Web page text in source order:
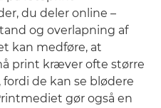
du deler online –
og overlapning af
kan medføre, at
print kræver ofte større
de kan se blødere
gør også en